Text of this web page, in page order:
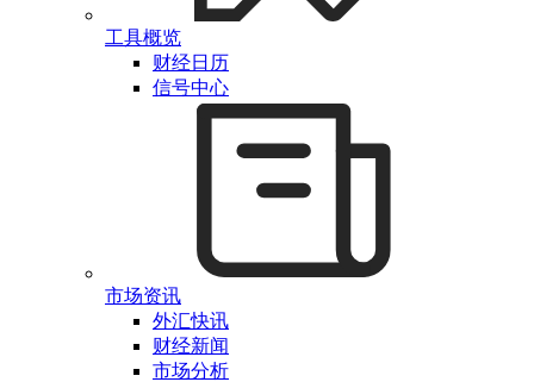
工具概览
财经日历
信号中心
市场资讯
外汇快讯
财经新闻
市场分析